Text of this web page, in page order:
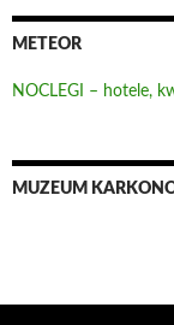
METEOR
NOCLEGI – hotele,
MUZEUM